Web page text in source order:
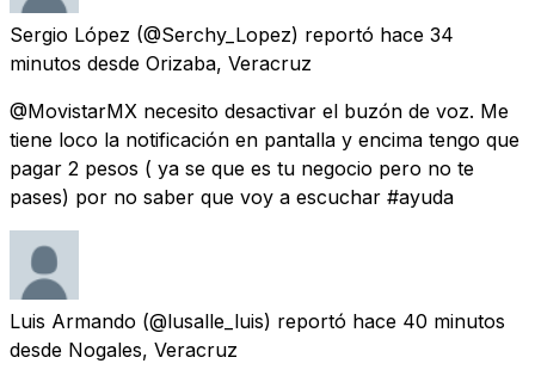
Sergio López (@Serchy_Lopez) reportó hace 34
minutos desde Orizaba, Veracruz
@MovistarMX necesito desactivar el buzón de voz. Me
tiene loco la notificación en pantalla y encima tengo que
pagar 2 pesos ( ya se que es tu negocio pero no te
pases) por no saber que voy a escuchar #ayuda
Luis Armando (@lusalle_luis) reportó hace 40 minutos
desde Nogales, Veracruz